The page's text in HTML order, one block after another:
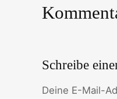
Schreibe
Deine E-Mail-